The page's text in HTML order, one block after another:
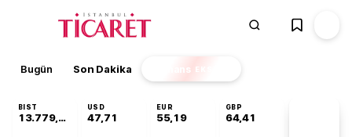
Bugün Son Dakika Finans EKSTRA
BIST
13.779,39
USD
47,71
EUR
55,19
GBP
64,41